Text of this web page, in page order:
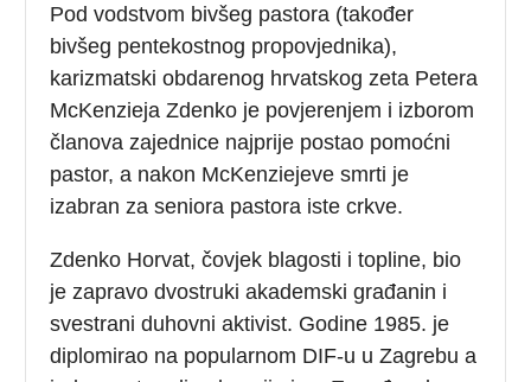
Pod vodstvom bivšeg pastora (također
bivšeg pentekostnog propovjednika),
karizmatski obdarenog hrvatskog zeta Petera
McKenzieja Zdenko je povjerenjem i izborom
članova zajednice najprije postao pomoćni
pastor, a nakon McKenziejeve smrti je
izabran za seniora pastora iste crkve.
Zdenko Horvat, čovjek blagosti i topline, bio
je zapravo dvostruki akademski građanin i
svestrani duhovni aktivist. Godine 1985. je
diplomirao na popularnom DIF-u u Zagrebu a